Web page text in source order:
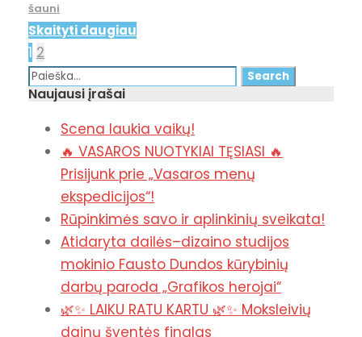
šauni
Skaityti daugiau
1 2
Naujausi įrašai
Scena laukia vaikų!
🔥 VASAROS NUOTYKIAI TĘSIASI 🔥
Prisijunk prie „Vasaros menų
ekspedicijos“!
Rūpinkimės savo ir aplinkinių sveikata!
Atidaryta dailės–dizaino studijos
mokinio Fausto Dundos kūrybinių
darbų paroda „Grafikos herojai“
🌿✨ LAIKU RATU KARTU 🌿✨ Moksleivių
dainų šventės finalas